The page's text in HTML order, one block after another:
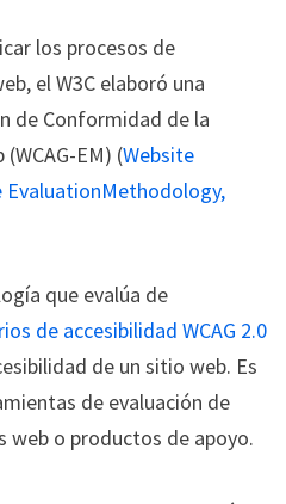
los procesos de
el W3C elaboró una
de Conformidad de la
EM) (Website
EvaluationMethodology,
que evalúa de
de accesibilidad WCAG 2.0
de un sitio web. Es
de evaluación de
web o productos de apoyo.